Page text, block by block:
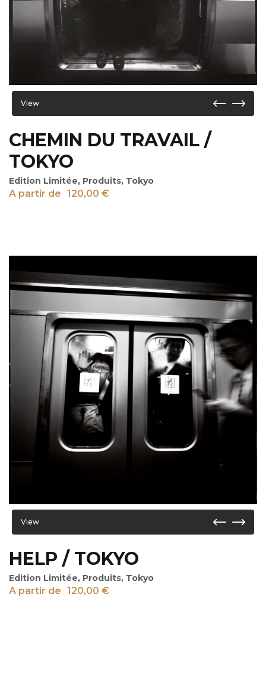
View
CHEMIN DU TRAVAIL /
TOKYO
Edition Limitée, Produits, Tokyo
A partir de 120,00 €
View
HELP / TOKYO
Edition Limitée, Produits, Tokyo
A partir de 120,00 €